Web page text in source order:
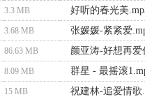
3.3 MB
好听的春光美
3.68 MB
张媛媛-紧紧爱
86.63 MB
颜亚涛-好想再爱
8.09 MB
群星 - 最摇滚
15 MB
祝建林-追爱情歌